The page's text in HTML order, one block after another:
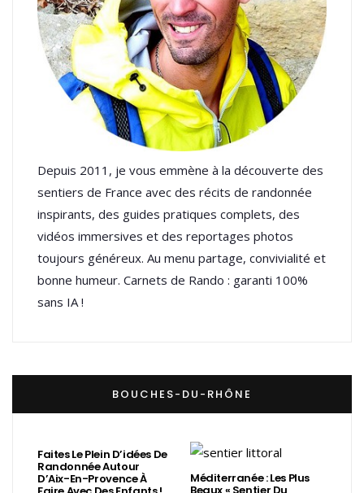
Depuis 2011, je vous emmène à la découverte des
sentiers de France avec des récits de randonnée
inspirants, des guides pratiques complets, des
vidéos immersives et des reportages photos
toujours généreux. Au menu partage, convivialité et
bonne humeur. Carnets de Rando : garanti 100%
sans IA !
BOUCHES-DU-RHÔNE
Faites Le Plein D’idées De
Randonnée Autour
D’Aix-En-Provence À Méditerranée : Les Plus